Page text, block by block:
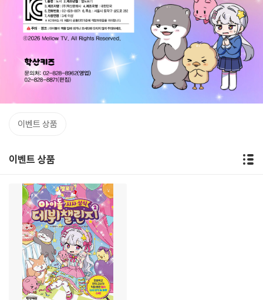
이벤트 상품
이벤트 상품